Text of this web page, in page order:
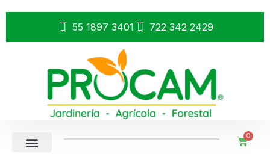
55 1897 3401 722 342 2429
0